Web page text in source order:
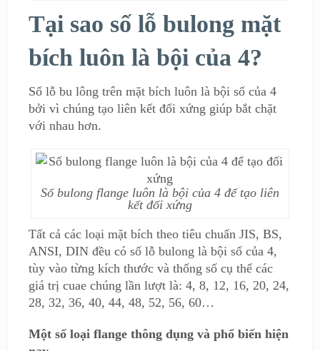
Tại sao số lỗ bulong mặt
bích luôn là bội của 4?
Số lỗ bu lông trên mặt bích luôn là bội số của 4
bởi vì chúng tạo liên kết đối xứng giúp bắt chặt
với nhau hơn.
Số bulong flange luôn là bội của 4 để tạo liên
kết đối xứng
Tất cả các loại mặt bích theo tiêu chuẩn JIS, BS,
ANSI, DIN đều có số lỗ bulong là bội số của 4,
tùy vào từng kích thước và thống số cụ thể các
giá trị cuae chúng lần lượt là: 4, 8, 12, 16, 20, 24,
28, 32, 36, 40, 44, 48, 52, 56, 60…
Một số loại flange thông dụng và phổ biến hiện